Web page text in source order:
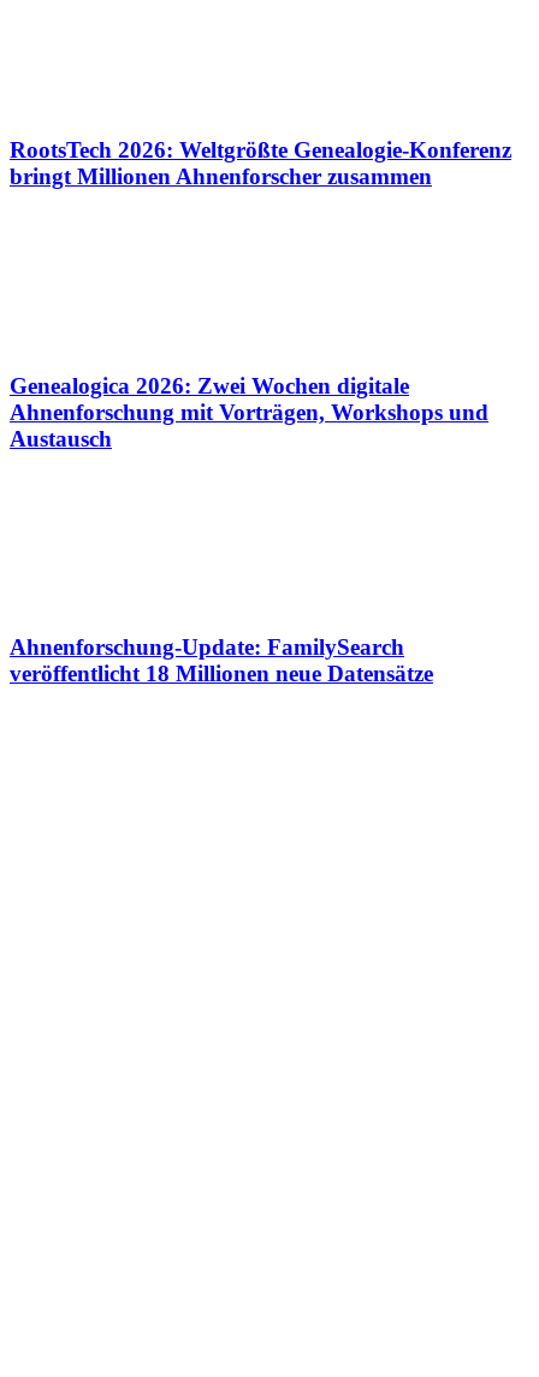
RootsTech 2026: Weltgrößte Genealogie-Konferenz
bringt Millionen Ahnenforscher zusammen
Genealogica 2026: Zwei Wochen digitale
Ahnenforschung mit Vorträgen, Workshops und
Austausch
Ahnenforschung-Update: FamilySearch
veröffentlicht 18 Millionen neue Datensätze